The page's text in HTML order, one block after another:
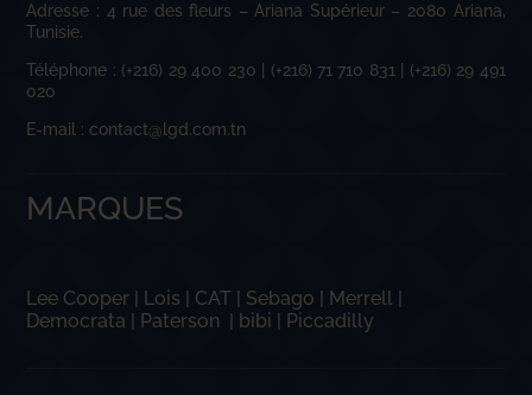
Adresse : 4 rue des fleurs – Ariana Supérieur – 2080 Ariana,
Tunisie.
Téléphone : (+216) 29 400 230 | (+216) 71 710 831 | (+216) 29 491
020
E-mail : contact@lgd.com.tn
MARQUES
Lee Cooper Lois CAT Sebago Merrell
Democrata
Paterson bibi Piccadilly